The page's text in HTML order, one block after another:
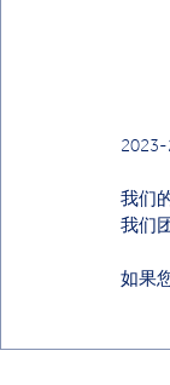
我们
我们
如果